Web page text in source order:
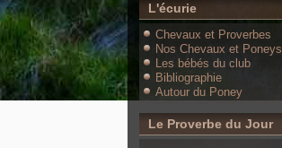
L'écurie
Chevaux et Proverbes
Nos Chevaux et Poneys
Les bébés du club
Bibliographie
Autour du Poney
Le Proverbe du Jour